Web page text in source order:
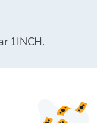
1INCH.